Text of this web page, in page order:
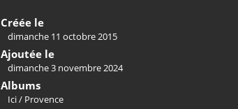
Créée le
dimanche 11 octobre 2015
Ajoutée le
dimanche 3 novembre 2024
Albums
Ici/ Provence